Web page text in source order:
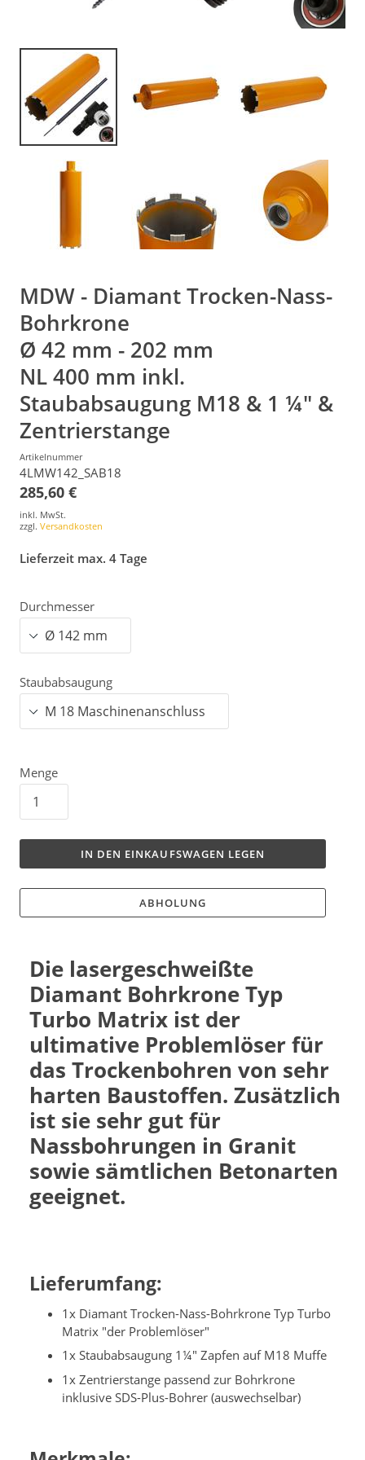
MDW - Diamant Trocken-Nass-
Bohrkrone
Ø 42 mm - 202 mm
NL 400 mm inkl.
Staubabsaugung M18 & 1 ¼" &
Zentrierstange
Artikelnummer
4LMW142_SAB18
285,60 €
inkl. MwSt.
zzgl. Versandkosten
Lieferzeit max. 4 Tage
Durchmesser
Staubabsaugung
Menge
IN DEN EINKAUFSWAGEN LEGEN
ABHOLUNG
Die lasergeschweißte
Diamant Bohrkrone Typ
Turbo Matrix ist der
ultimative Problemlöser für
das Trockenbohren von sehr
harten Baustoffen. Zusätzlich
ist sie sehr gut für
Nassbohrungen in Granit
sowie sämtlichen Betonarten
geeignet.
Lieferumfang:
1x Diamant Trocken-Nass-Bohrkrone Typ Turbo
Matrix "der Problemlöser"
1x Staubabsaugung 1¼" Zapfen auf M18 Muffe
1x Zentrierstange passend zur Bohrkrone
inklusive SDS-Plus-Bohrer (auswechselbar)